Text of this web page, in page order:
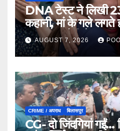
DNA टेस्ट ने लिखी
कहानी, मां के गले
भावुक कर देगी ये
AUGUST 7, 2026
CRIME / अपराध बिलासपुर
CG- दो जिंदगियां गईं…